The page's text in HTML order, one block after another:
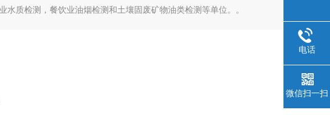
水质检测，餐饮业油烟检测和土壤固废矿物油类检测等单位。。
电话
微信扫一扫